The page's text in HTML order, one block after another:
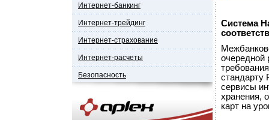
Интернет-банкинг
Интернет-трейдинг
Интернет-страхование
Интернет-расчеты
Безопасность
Система
очередной
стандарту
сервисы
хранения,
карт на